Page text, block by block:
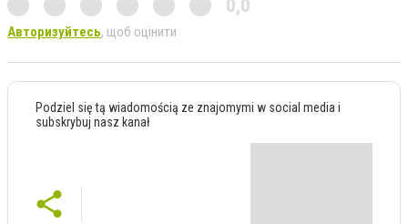
0,0
Авторизуйтесь, щоб оцінити
Podziel się tą wiadomością ze znajomymi w social media i
subskrybuj nasz kanał